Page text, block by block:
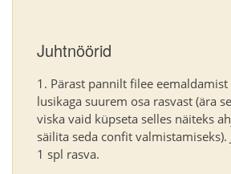
Juhtnöörid
Pärast pannilt filee
lusikaga suurem osa rasvast (ära
viska vaid küpseta selles näiteks
säilita seda confit valmistamiseks).
1 spl rasva.